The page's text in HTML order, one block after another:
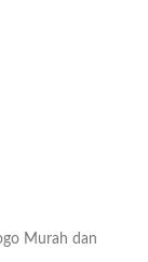
Murah dan